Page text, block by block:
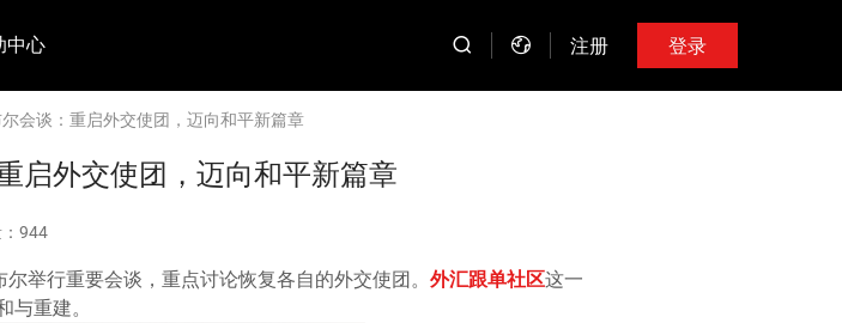
中心 注册 登录
会谈：重启外交使团，迈向和平新篇章
启外交使团，迈向和平新篇章
944
举行重要会谈，重点讨论恢复各自的外交使团。 外汇跟单社区这一
重建。